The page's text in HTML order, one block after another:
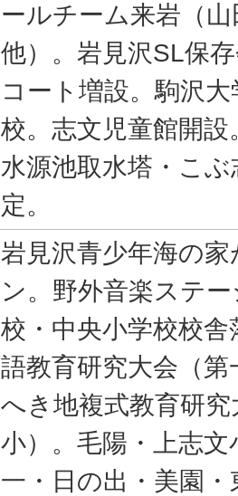
ールチーム来岩（
他）。岩見沢SL保
コート増設。駒沢
校。志文児童館開
水源池取水塔・こ
定。
岩見沢青少年海の
ン。野外音楽ステ
校・中央小学校校
語教育研究大会（
へき地複式教育研
小）。毛陽・上志
一・日の出・美園